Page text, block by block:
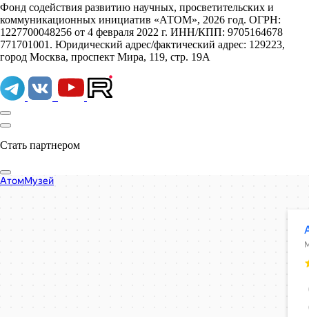
Фонд содействия развитию научных, просветительских и
коммуникационных инициатив «АТОМ», 2026 год. ОГРН:
1227700048256 от 4 февраля 2022 г. ИНН/КПП: 9705164678
771701001. Юридический адрес/фактический адрес: 129223,
город Москва, проспект Мира, 119, стр. 19А
Стать партнером